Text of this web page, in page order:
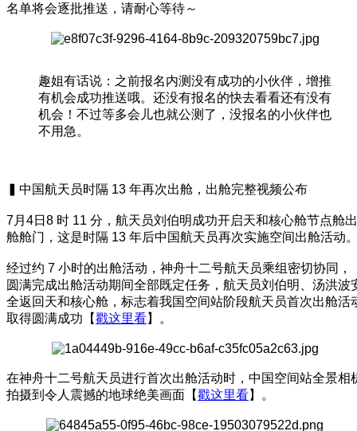
名单将会逐批推送，请耐心等待～
趣姐有话说：之前报名内测没有成功的小伙伴，增推
有机会成功推送哦。还没有报名的快去看看还有没有
机会！不过等多会儿也就公测了，没报名的小伙伴也
不用急。
▍中国航天员时隔 13 年再次出舱，出舱完整视频公布
7月4日8 时 11 分，航天员刘伯明成功开启天和核心舱节点舱出
舱舱门，这是时隔 13 年后中国航天员再次实施空间出舱活动
经过约 7 小时的出舱活动，神舟十二号航天员乘组密切协同，
圆满完成出舱活动期间全部既定任务，航天员刘伯明、汤洪波
全返回天和核心舱，标志着我国空间站阶段航天员首次出舱活
取得圆满成功【戳这里看】。
在神舟十二号航天员进行首次出舱活动时，中国空间站全景相
拍摄到令人震撼的地球绝美画面【戳这里看】。